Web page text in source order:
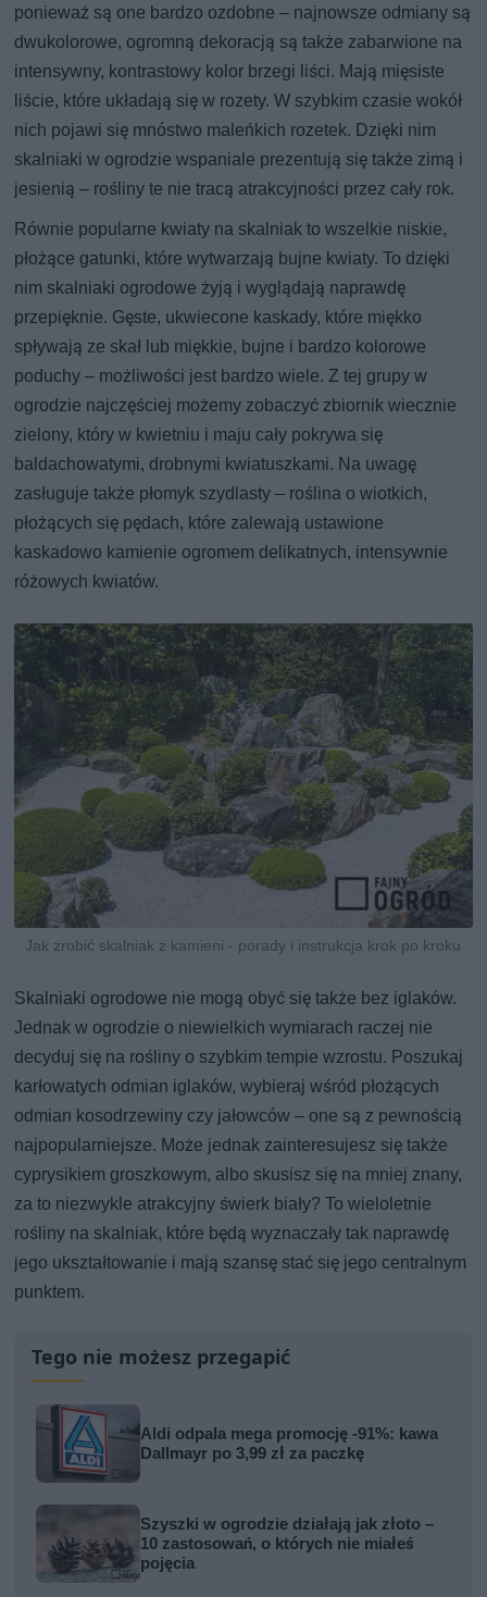
ponieważ są one bardzo ozdobne – najnowsze odmiany są
dwukolorowe, ogromną dekoracją są także zabarwione na
intensywny, kontrastowy kolor brzegi liści. Mają mięsiste
liście, które układają się w rozety. W szybkim czasie wokół
nich pojawi się mnóstwo maleńkich rozetek. Dzięki nim
skalniaki w ogrodzie wspaniale prezentują się także zimą i
jesienią – rośliny te nie tracą atrakcyjności przez cały rok.
Równie popularne kwiaty na skalniak to wszelkie niskie,
płożące gatunki, które wytwarzają bujne kwiaty. To dzięki
nim skalniaki ogrodowe żyją i wyglądają naprawdę
przepięknie. Gęste, ukwiecone kaskady, które miękko
spływają ze skał lub miękkie, bujne i bardzo kolorowe
poduchy – możliwości jest bardzo wiele. Z tej grupy w
ogrodzie najczęściej możemy zobaczyć zbiornik wiecznie
zielony, który w kwietniu i maju cały pokrywa się
baldachowatymi, drobnymi kwiatuszkami. Na uwagę
zasługuje także płomyk szydlasty – roślina o wiotkich,
płożących się pędach, które zalewają ustawione
kaskadowo kamienie ogromem delikatnych, intensywnie
różowych kwiatów.
Jak zrobić skalniak z kamieni - porady i instrukcja krok po kroku
Skalniaki ogrodowe nie mogą obyć się także bez iglaków.
Jednak w ogrodzie o niewielkich wymiarach raczej nie
decyduj się na rośliny o szybkim tempie wzrostu. Poszukaj
karłowatych odmian iglaków, wybieraj wśród płożących
odmian kosodrzewiny czy jałowców – one są z pewnością
najpopularniejsze. Może jednak zainteresujesz się także
cyprysikiem groszkowym, albo skusisz się na mniej znany,
za to niezwykle atrakcyjny świerk biały? To wieloletnie
rośliny na skalniak, które będą wyznaczały tak naprawdę
jego ukształtowanie i mają szansę stać się jego centralnym
punktem.
Tego nie możesz przegapić
Aldi odpala mega promocję -91%: kawa
Dallmayr po 3,99 zł za paczkę
Szyszki w ogrodzie działają jak złoto –
10 zastosowań, o których nie miałeś
pojęcia